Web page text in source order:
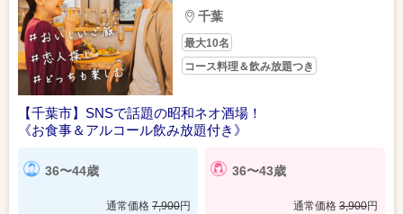
千葉
最大10名
コース料理＆飲み放題つき
【千葉市】SNSで話題の昭和ネオ酒場！
《お食事＆アルコール飲み放題付き》
36〜44歳
通常価格 7,900円
36〜43歳
通常価格 3,900円